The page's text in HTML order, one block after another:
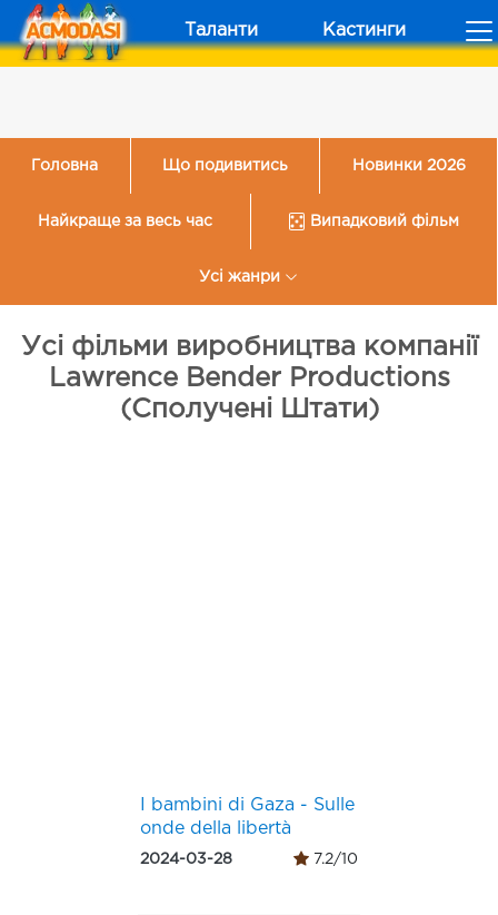
Таланти Кастинги
Головна Що подивитись Новинки 2026
Найкраще за весь час Випадковий фільм
Усі жанри
Усі фільми виробництва компанії
Lawrence Bender Productions
(Сполучені Штати)
I bambini di Gaza - Sulle
onde della libertà
2024-03-28 7.2/10